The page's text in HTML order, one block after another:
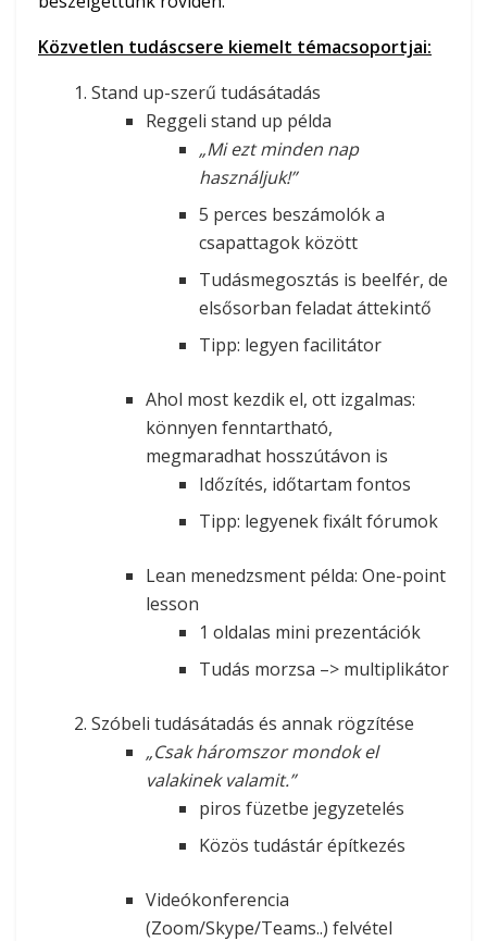
Közvetlen tudáscsere kiemelt témacsoportjai:
Stand up-szerű tudásátadás
Reggeli stand up példa
„Mi ezt minden nap
használjuk!”
5 perces beszámolók a
csapattagok között
Tudásmegosztás is beelfér, de
elsősorban feladat áttekintő
Tipp: legyen facilitátor
Ahol most kezdik el, ott izgalmas:
könnyen fenntartható,
megmaradhat hosszútávon is
Időzítés, időtartam fontos
Tipp: legyenek fixált fórumok
Lean menedzsment példa: One-point
lesson
1 oldalas mini prezentációk
Tudás morzsa –> multiplikátor
Szóbeli tudásátadás és annak rögzítése
„Csak háromszor mondok el
valakinek valamit.”
piros füzetbe jegyzetelés
Közös tudástár építkezés
Videókonferencia
(Zoom/Skype/Teams..) felvétel